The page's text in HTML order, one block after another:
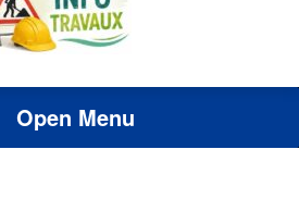
Open Menu